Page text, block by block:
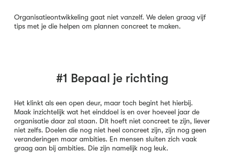
Organisatieontwikkeling gaat niet vanzelf. We delen graag vijf
tips met je die helpen om plannen concreet te maken.
#1 Bepaal je richting
Het klinkt als een open deur, maar toch begint het hierbij.
Maak inzichtelijk wat het einddoel is en over hoeveel jaar de
organisatie daar zal staan. Dit hoeft niet concreet te zijn, liever
niet zelfs. Doelen die nog niet heel concreet zijn, zijn nog geen
veranderingen maar ambities. En mensen sluiten zich vaak
graag aan bij ambities. Die zijn namelijk nog leuk.